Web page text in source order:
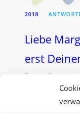
2018
Liebe
erst
berührt!
Jahr